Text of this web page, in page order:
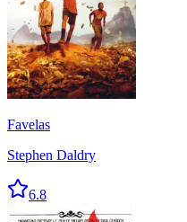
Favelas
Stephen Daldry
6.8